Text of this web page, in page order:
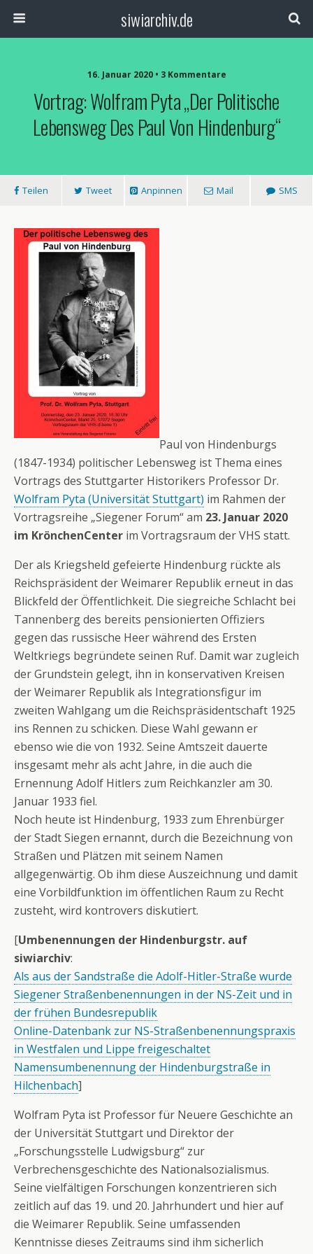
siwiarchiv.de
16. Januar 2020 • 3 Kommentare
Vortrag: Wolfram Pyta „Der Politische
Lebensweg Des Paul Von Hindenburg“
Teilen Tweet Anpinnen Mail SMS
Paul von Hindenburgs
(1847-1934) politischer Lebensweg ist Thema eines
Vortrags des Stuttgarter Historikers Professor Dr.
Wolfram Pyta (Universität Stuttgart) im Rahmen der
Vortragsreihe „Siegener Forum“ am 23. Januar 2020
im KrönchenCenter im Vortragsraum der VHS statt.
Der als Kriegsheld gefeierte Hindenburg rückte als
Reichspräsident der Weimarer Republik erneut in das
Blickfeld der Öffentlichkeit. Die siegreiche Schlacht bei
Tannenberg des bereits pensionierten Offiziers
gegen das russische Heer während des Ersten
Weltkriegs begründete seinen Ruf. Damit war zugleich
der Grundstein gelegt, ihn in konservativen Kreisen
der Weimarer Republik als Integrationsfigur im
zweiten Wahlgang um die Reichspräsidentschaft 1925
ins Rennen zu schicken. Diese Wahl gewann er
ebenso wie die von 1932. Seine Amtszeit dauerte
insgesamt mehr als acht Jahre, in die auch die
Ernennung Adolf Hitlers zum Reichkanzler am 30.
Januar 1933 fiel.
Noch heute ist Hindenburg, 1933 zum Ehrenbürger
der Stadt Siegen ernannt, durch die Bezeichnung von
Straßen und Plätzen mit seinem Namen
allgegenwärtig. Ob ihm diese Auszeichnung und damit
eine Vorbildfunktion im öffentlichen Raum zu Recht
zusteht, wird kontrovers diskutiert.
[Umbenennungen der Hindenburgstr. auf
siwiarchiv:
Als aus der Sandstraße die Adolf-Hitler-Straße wurde
Siegener Straßenbenennungen in der NS-Zeit und in
der frühen Bundesrepublik
Online-Datenbank zur NS-Straßenbenennungspraxis
in Westfalen und Lippe freigeschaltet
Namensumbenennung der Hindenburgstraße in
Hilchenbach]
Wolfram Pyta ist Professor für Neuere Geschichte an
der Universität Stuttgart und Direktor der
„Forschungsstelle Ludwigsburg“ zur
Verbrechensgeschichte des Nationalsozialismus.
Seine vielfältigen Forschungen konzentrieren sich
zeitlich auf das 19. und 20. Jahrhundert und hier auf
die Weimarer Republik. Seine umfassenden
Kenntnisse dieses Zeitraums sind ihm sicherlich